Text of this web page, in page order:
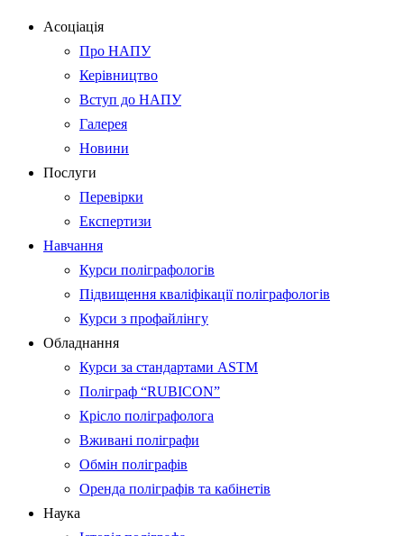
Асоціація
Про НАПУ
Керівництво
Вступ до НАПУ
Галерея
Новини
Послуги
Перевірки
Експертизи
Навчання
Курси поліграфологів
Підвищення кваліфікації поліграфологів
Курси з профайлінгу
Обладнання
Курси за стандартами ASTM
Поліграф “RUBICON”
Крісло поліграфолога
Вживані поліграфи
Обмін поліграфів
Оренда поліграфів та кабінетів
Наука